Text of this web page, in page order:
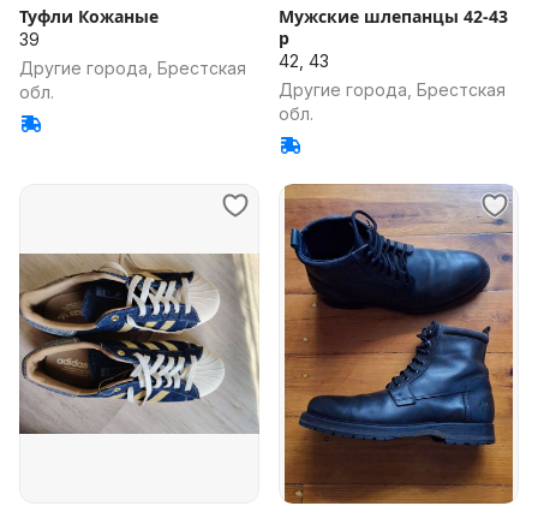
Туфли Кожаные
39
Другие города, Брестская
обл.
Мужские шлепанцы 42-43
р
42, 43
Другие города, Брестская
обл.